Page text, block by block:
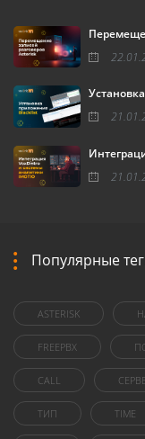
Популярные
ASTERISK
FREEPBX
CALL
ТИП TIME